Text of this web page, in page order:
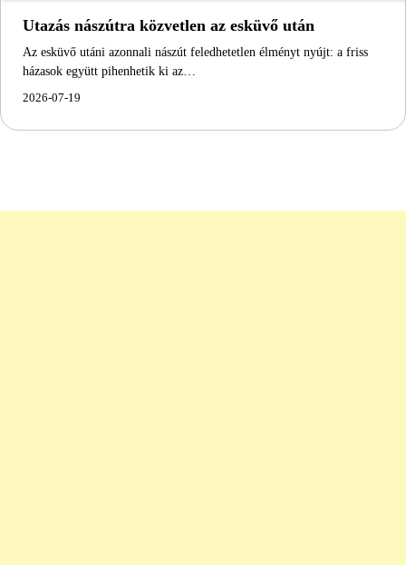
Utazás nászútra közvetlen az esküvő után
Az esküvő utáni azonnali nászút feledhetetlen élményt nyújt: a friss
házasok együtt pihenhetik ki az…
2026-07-19